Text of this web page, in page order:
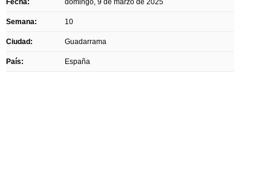
Fecha: domingo, 9 de marzo de 2025
Semana: 10
Ciudad: Guadarrama
País: España